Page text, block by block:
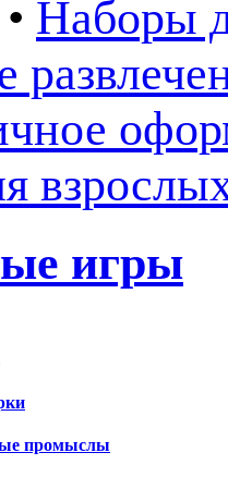
• Наборы
игры
промыслы